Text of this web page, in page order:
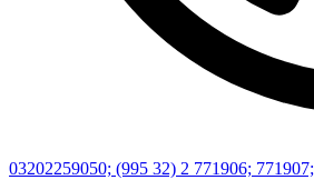
03202259050; (995 32) 2 771906; 771907;